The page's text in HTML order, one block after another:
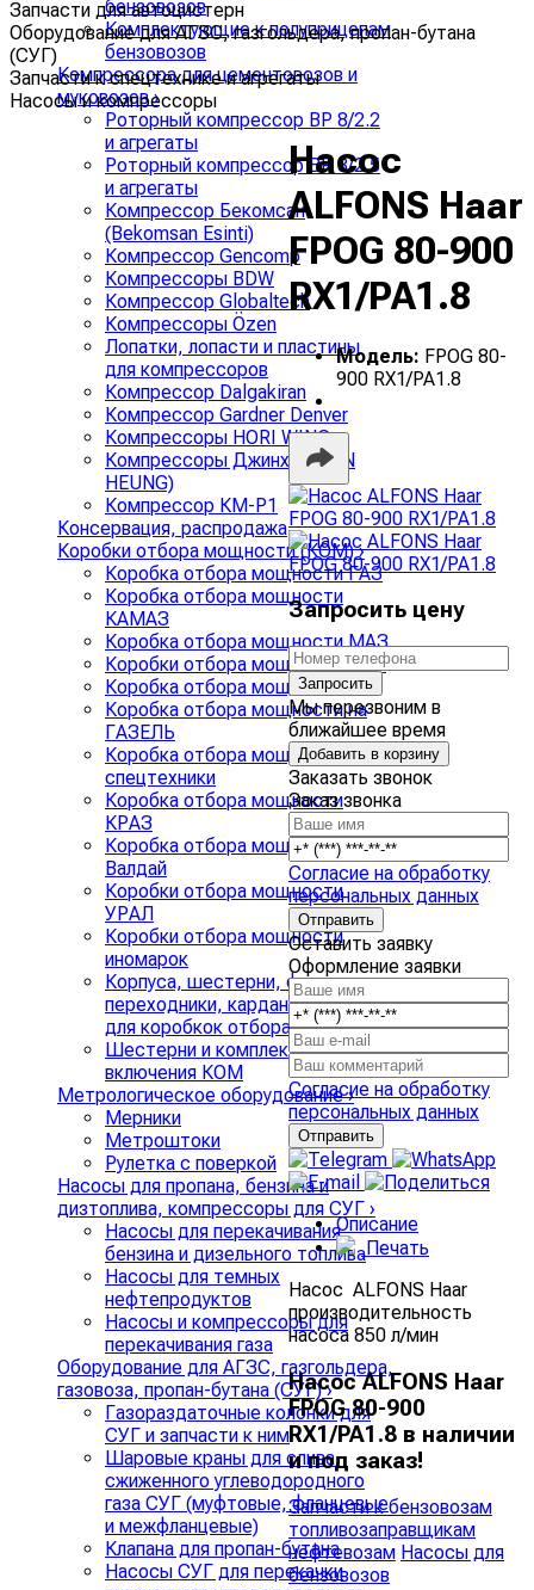
бензовозов
Комплектующие к полуприцепам
бензовозов
Компрессора для цементовозов и
муковозов›
Роторный компрессор ВР 8/2.2
и агрегаты
Роторный компрессор ВР 8/2.5
и агрегаты
Компрессор Бекомсан
(Bekomsan Esinti)
Компрессор Gencomp
Компрессоры BDW
Компрессор Globaltech
Компрессоры Özen
Лопатки, лопасти и пластины
для компрессоров
Компрессор Dalgakiran
Компрессор Gardner Denver
Компрессоры HORI WING
Компрессоры Джинхунг (JIN
HEUNG)
Компрессор КМ-Р1
Консервация, распродажа
Коробки отбора мощности (КОМ)›
Коробка отбора мощности ГАЗ
Коробка отбора мощности
КАМАЗ
Коробка отбора мощности МАЗ
Коробки отбора мощности ЗИЛ
Коробка отбора мощности ZF
Коробка отбора мощности на
ГАЗЕЛЬ
Коробка отбора мощности для
спецтехники
Коробка отбора мощности
КРАЗ
Коробка отбора мощности
Валдай
Коробки отбора мощности
УРАЛ
Коробки отбора мощности
иномарок
Корпуса, шестерни, фланцы,
переходники, карданные валы
для коробкок отбора мощности
Шестерни и комплекты
включения КОМ
Метрологическое оборудование›
Мерники
Метроштоки
Рулетка с поверкой
Насосы для пропана, бензина и
дизтоплива, компрессоры для СУГ ›
Насосы для перекачивания
бензина и дизельного топлива
Насосы для темных
нефтепродуктов
Насосы и компрессоры для
перекачивания газа
Оборудование для АГЗС, газгольдера,
газовоза, пропан-бутана (СУГ)›
Газораздаточные колонки для
СУГ и запчасти к ним
Шаровые краны для слива
сжиженного углеводородного
газа СУГ (муфтовые, фланцевые
и межфланцевые)
Клапана для пропан-бутана
Насосы СУГ для перекачки
Запчасти для автоцистерн
Оборудование для АГЗС, газгольдера, пропан-бутана
(СУГ)
Запчасти к спецтехнике и агрегаты
Насосы и компрессоры
Насос
ALFONS Haar
FPOG 80-900
RX1/PA1.8
Модель: FPOG 80-
900 RX1/PA1.8
Запросить цену
Запросить
Мы перезвоним в
ближайшее время
Добавить в корзину
Заказать звонок
Заказ звонка
Согласие на обработку
персональных данных
Оставить заявку
Оформление заявки
Согласие на обработку
персональных данных
Описание
Печать
Насос ALFONS Haar
производительность
насоса 850 л/мин
Насос ALFONS Haar
FPOG 80-900
RX1/PA1.8 в наличии
и под заказ!
Запчасти к бензовозам
топливозаправщикам
нефтевозам Насосы для
бензовозов